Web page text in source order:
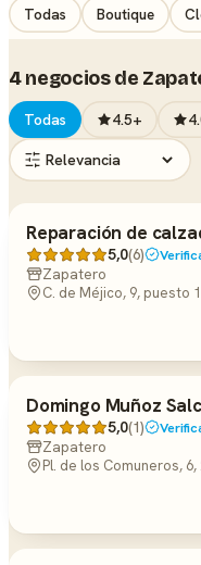
Todas Boutique
4 negocios de
Todas 4.5+
Reparación de
5,0(6)
Zapatero
C. de Méjico, 9, puesto
Domingo Muñoz
5,0(1)
Zapatero
Pl. de los Comuneros,